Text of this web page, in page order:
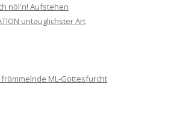
nöl'n! Aufstehen
untauglichster Art
ML-Gottesfurcht